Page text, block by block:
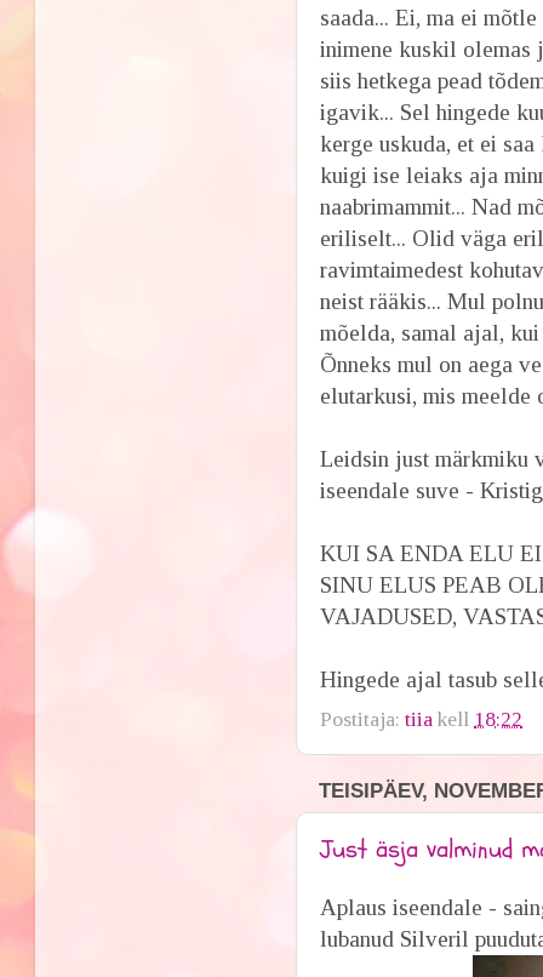
saada... Ei, ma ei
inimene kuskil olemas
siis hetkega pead
igavik... Sel hingede
kerge uskuda, et ei
kuigi ise leiaks aja
naabrimammit... Nad
eriliselt... Olid väga
ravimtaimedest
neist rääkis... Mul
mõelda, samal ajal,
Õnneks mul on aega
elutarkusi, mis meelde
Leidsin just märkmiku
iseendale suve -
KUI SA ENDA ELU
SINU ELUS PEAB
VAJADUSED,
Hingede ajal tasub
Postitaja:tiia kell 18:22
TEISIPÄEV,
Just äsja valminud
Aplaus iseendale -
lubanud Silveril